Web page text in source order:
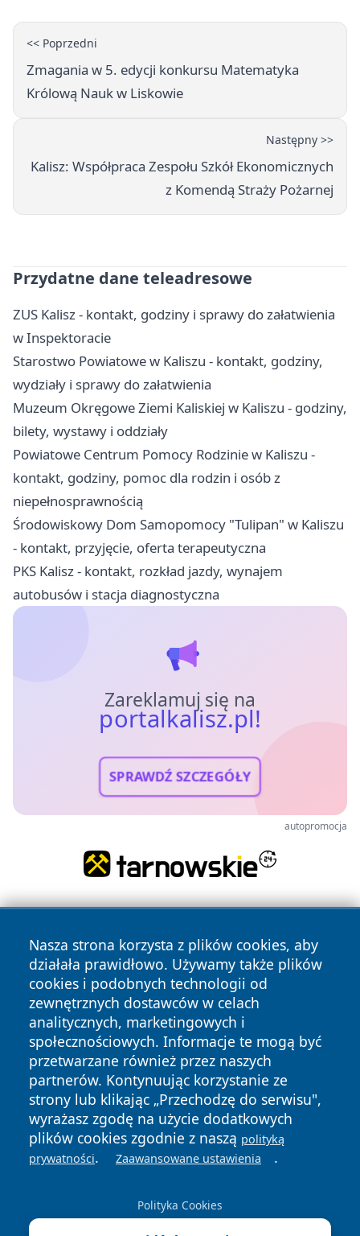
<< Poprzedni
Zmagania w 5. edycji konkursu Matematyka
Królową Nauk w Liskowie
Następny >>
Kalisz: Współpraca Zespołu Szkół Ekonomicznych
z Komendą Straży Pożarnej
Przydatne dane teleadresowe
ZUS Kalisz - kontakt, godziny i sprawy do załatwienia
w Inspektoracie
Starostwo Powiatowe w Kaliszu - kontakt, godziny,
wydziały i sprawy do załatwienia
Muzeum Okręgowe Ziemi Kaliskiej w Kaliszu - godziny,
bilety, wystawy i oddziały
Powiatowe Centrum Pomocy Rodzinie w Kaliszu -
kontakt, godziny, pomoc dla rodzin i osób z
niepełnosprawnością
Środowiskowy Dom Samopomocy "Tulipan" w Kaliszu
- kontakt, przyjęcie, oferta terapeutyczna
PKS Kalisz - kontakt, rozkład jazdy, wynajem
autobusów i stacja diagnostyczna
Zareklamuj się na
portalkalisz.pl!
SPRAWDŹ SZCZEGÓŁY
autopromocja
Nasza strona korzysta z plików cookies, aby
działała prawidłowo. Używamy także plików
cookies i podobnych technologii od
zewnętrznych dostawców w celach
analitycznych, marketingowych i
społecznościowych. Informacje te mogą być
przetwarzane również przez naszych
partnerów. Kontynuując korzystanie ze
strony lub klikając „Przechodzę do serwisu",
wyrażasz zgodę na użycie dodatkowych
plików cookies zgodnie z naszą polityką
prywatności. Zaawansowane ustawienia .
Polityka Cookies
Copyright © 2026 portalkalisz.pl Wszystkie prawa
zastrzeżone.
News Autorzy
Polityka
Prywatności
Polityka
Cookies